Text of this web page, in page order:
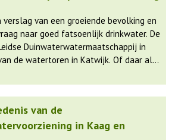
en speelde een centrale
Door de groei van de bevolking
werd de toren uiteindelijk
bleef als monument behouden en kreeg
kantoor. De beschikbaarheid van
verslag van een groeiende bevolking en
naar goed fatsoenlijk drinkwater. De
Duinwaterwatermaatschappij in
de watertoren in Katwijk. Of daar alle
van de
in Kaag en